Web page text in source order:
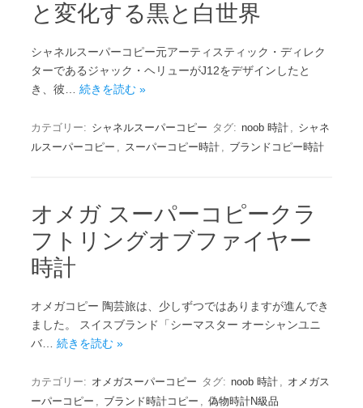
と変化する黒と白世界
シャネルスーパーコピー元アーティスティック・ディレク
ターであるジャック・ヘリューがJ12をデザインしたと
き、彼… 続きを読む »
カテゴリー: シャネルスーパーコピー タグ: noob 時計 , シャネ
ルスーパーコピー , スーパーコピー時計 , ブランドコピー時計
オメガ スーパーコピークラ
フトリングオブファイヤー
時計
オメガコピー 陶芸旅は、少しずつではありますが進んでき
ました。 スイスブランド「シーマスター オーシャンユニ
バ… 続きを読む »
カテゴリー: オメガスーパーコピー タグ: noob 時計 , オメガス
ーパーコピー , ブランド時計コピー , 偽物時計N級品